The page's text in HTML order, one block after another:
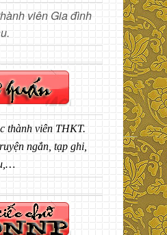
viên Gia đình
thành viên THKT.
ngắn, tạp ghi,